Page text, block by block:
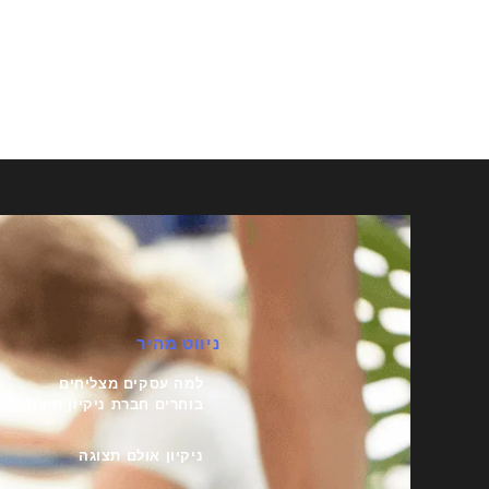
ניווט מהיר
למה עסקים מצליחים
בוחרים חברת ניקיון חיצונית
ניקיון אולם תצוגה